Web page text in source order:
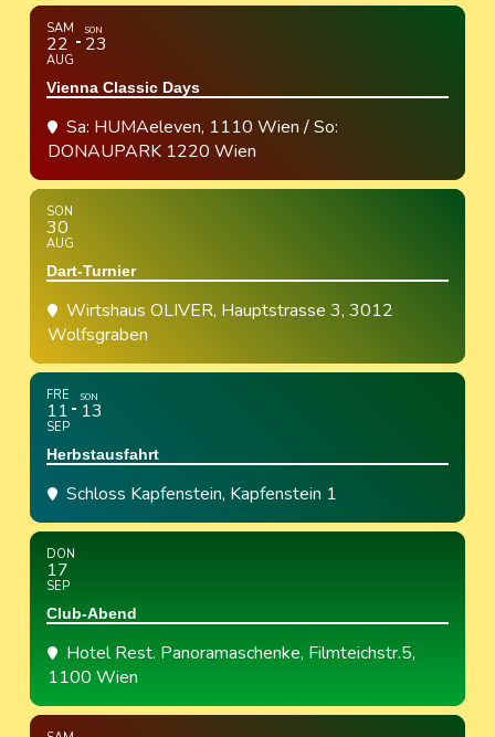
SAM
22
AUG
SON
23
Vienna Classic Days
Sa: HUMAeleven, 1110 Wien / So:
DONAUPARK 1220 Wien
SON
30
AUG
Dart-Turnier
Wirtshaus OLIVER, Hauptstrasse 3, 3012
Wolfsgraben
FRE
11
SEP
SON
13
Herbstausfahrt
Schloss Kapfenstein, Kapfenstein 1
DON
17
SEP
Club-Abend
Hotel Rest. Panoramaschenke, Filmteichstr.5,
1100 Wien